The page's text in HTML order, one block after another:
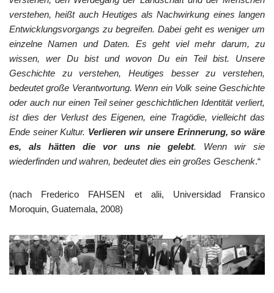
verstehen, heißt auch Heutiges als Nachwirkung eines langen
Entwicklungsvorgangs zu begreifen. Dabei geht es weniger um
einzelne Namen und Daten. Es geht viel mehr darum, zu
wissen, wer Du bist und wovon Du ein Teil bist. Unsere
Geschichte zu verstehen, Heutiges besser zu verstehen,
bedeutet große Verantwortung. Wenn ein Volk seine Geschichte
oder auch nur einen Teil seiner geschichtlichen Identität verliert,
ist dies der Verlust des Eigenen, eine Tragödie, vielleicht das
Ende seiner Kultur. Verlieren wir unsere Erinnerung, so wäre
es, als hätten die vor uns nie gelebt. Wenn wir sie
wiederfinden und wahren, bedeutet dies ein großes Geschenk.“
(nach Frederico FAHSEN et alii, Universidad Fransico
Moroquin, Guatemala, 2008)